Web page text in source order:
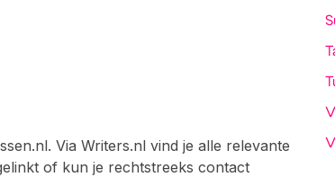
Via Writers.nl vind je alle relevante
of kun je rechtstreeks contact